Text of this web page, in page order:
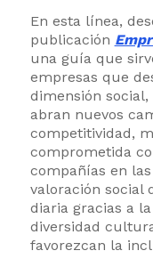
En esta línea,
publicación
una guía que
empresas que
dimensión
abran nuevos
competitividad,
comprometida
compañías en
valoración social
diaria gracias a
diversidad
favorezcan la